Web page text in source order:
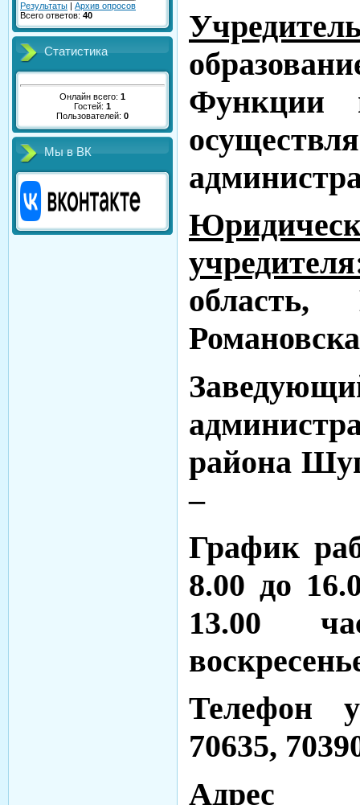
Результаты | Архив опросов
Всего ответов: 40
Статистика
Онлайн всего: 1
Гостей: 1
Пользователей: 0
Мы в ВК
Функции
область,
района
–
График
8.00 до
13.00
Телефон
70635,